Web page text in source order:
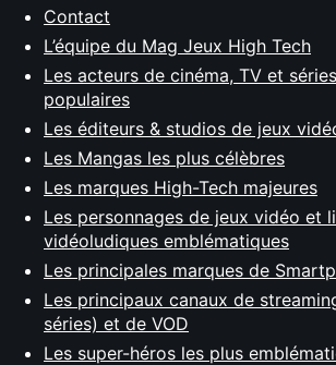
Contact
L’équipe du Mag Jeux High Tech
Les acteurs de cinéma, TV et
populaires
Les éditeurs & studios de jeux
Les Mangas les plus célèbres
Les marques High-Tech majeures
Les personnages de jeux vidéo et
vidéoludiques emblématiques
Les principales marques de
Les principaux canaux de
séries) et de VOD
Les super-héros les plus